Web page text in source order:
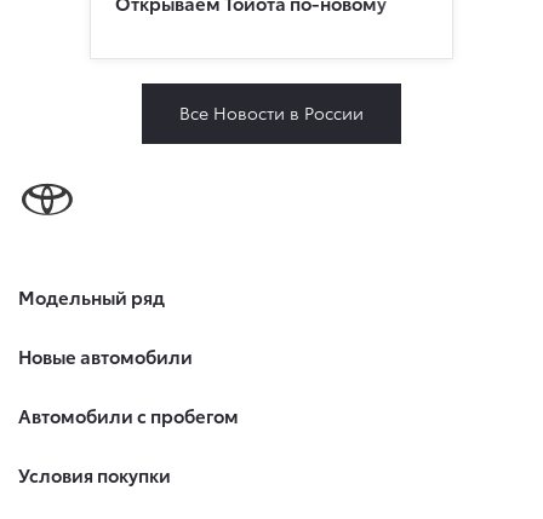
Все Новости в России
Модельный ряд
Новые автомобили
Автомобили с пробегом
Условия покупки